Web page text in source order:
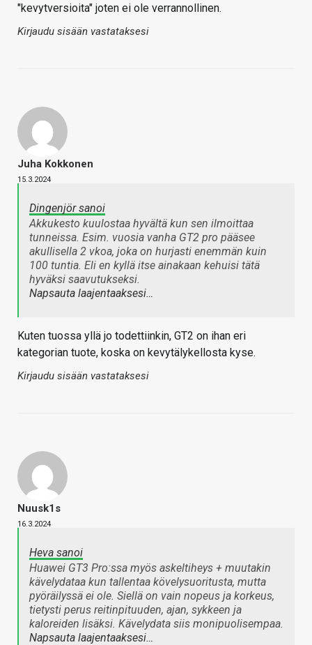
"kevytversioita" joten ei ole verrannollinen.
Kirjaudu sisään vastataksesi
Juha Kokkonen
15.3.2024
Dingenjör sanoi
Akkukesto kuulostaa hyvältä kun sen ilmoittaa
tunneissa. Esim. vuosia vanha GT2 pro pääsee
akullisella 2 vkoa, joka on hurjasti enemmän kuin
100 tuntia. Eli en kyllä itse ainakaan kehuisi tätä
hyväksi saavutukseksi.
Napsauta laajentaaksesi…
Kuten tuossa yllä jo todettiinkin, GT2 on ihan eri
kategorian tuote, koska on kevytälykellosta kyse.
Kirjaudu sisään vastataksesi
Nuusk1s
16.3.2024
Heva sanoi
Huawei GT3 Pro:ssa myös askeltiheys + muutakin
kävelydataa kun tallentaa kövelysuoritusta, mutta
pyöräilyssä ei ole. Siellä on vain nopeus ja korkeus,
tietysti perus reitinpituuden, ajan, sykkeen ja
kaloreiden lisäksi. Kävelydata siis monipuolisempaa.
Napsauta laajentaaksesi…